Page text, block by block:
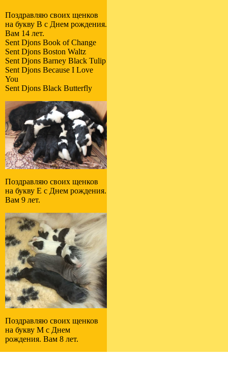
Поздравляю своих щенков
на букву B с Днем рождения.
Вам 14 лет.
Sent Djons Book of Change
Sent Djons Boston Waltz
Sent Djons Barney Black Tulip
Sent Djons Because I Love
You
Sent Djons Black Butterfly
Поздравляю своих щенков
на букву E с Днем рождения.
Вам 9 лет.
Поздравляю своих щенков
на букву M с Днем
рождения. Вам 8 лет.